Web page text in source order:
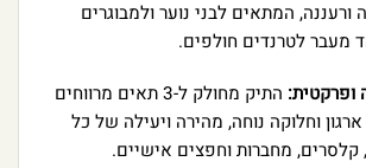
ורעננה, המתאים לבני נוער ולמבוגרים
מעבר לטרנדים חולפים.
ופרקטית:
התיק מחולק ל-3 תאים מרווחים
וחלוקה נוחה, מהירה ויעילה של כל
קלסרים, מחברות וחפצים אישיים.